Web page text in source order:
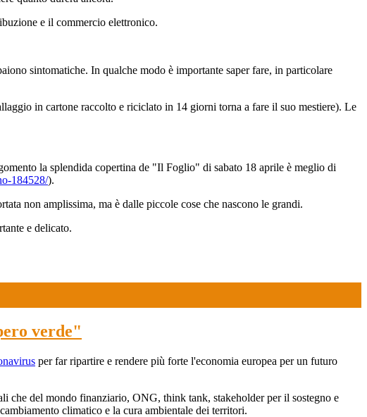
e il commercio elettronico.
sintomatiche. In qualche modo è importante saper fare, in particolare
in cartone raccolto e riciclato in 14 giorni torna a fare il suo mestiere). Le
la splendida copertina de "Il Foglio" di sabato 18 aprile è meglio di
184528/).
non amplissima, ma è dalle piccole cose che nascono le grandi.
e delicato.
verde"
per far ripartire e rendere più forte l'economia europea per un futuro
che del mondo finanziario, ONG, think tank, stakeholder per il sostegno e
climatico e la cura ambientale dei territori.